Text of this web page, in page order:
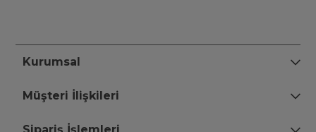
Kurumsal
Müşteri İlişkileri